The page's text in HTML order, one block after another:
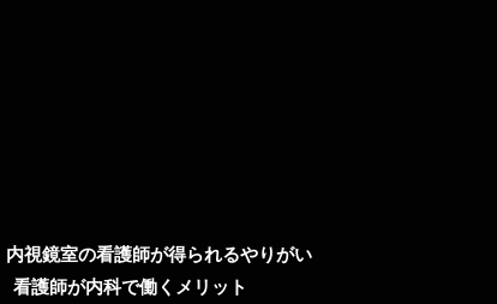
内視鏡室の看護師が得られるやりがい
看護師が内科で働くメリット